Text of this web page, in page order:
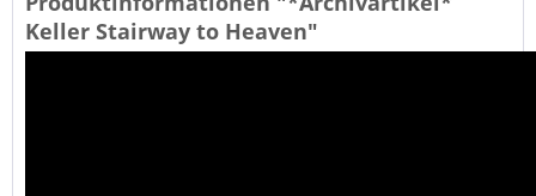
Keller Stairway to Heaven"